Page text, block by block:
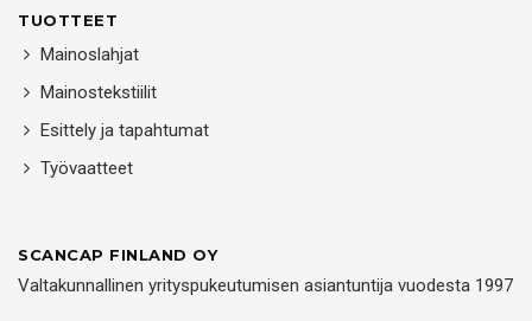
TUOTTEET
Mainoslahjat
Mainostekstiilit
Esittely ja tapahtumat
Työvaatteet
SCANCAP FINLAND OY
Valtakunnallinen yrityspukeutumisen asiantuntija vuodesta 1997